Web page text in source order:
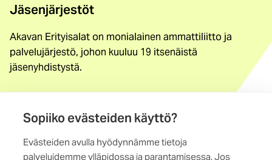
Sopiiko evästeiden käyttö?
Evästeiden avulla hyödynnämme tietoja
palveluidemme ylläpidossa ja parantamisessa. Jos
Jäsenjärjestöt
Akavan Erityisalat on monialainen ammattiliitto ja
palvelujärjestö, johon kuuluu 19 itsenäistä
jäsenyhdistystä.
Yhteystiedot
Maistraatinportti 4 A, 6. krs